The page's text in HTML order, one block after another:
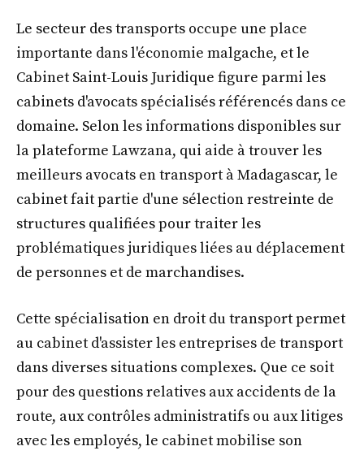
Le secteur des transports occupe une place
importante dans l'économie malgache, et le
Cabinet Saint-Louis Juridique figure parmi les
cabinets d'avocats spécialisés référencés dans ce
domaine. Selon les informations disponibles sur
la plateforme Lawzana, qui aide à trouver les
meilleurs avocats en transport à Madagascar, le
cabinet fait partie d'une sélection restreinte de
structures qualifiées pour traiter les
problématiques juridiques liées au déplacement
de personnes et de marchandises.
Cette spécialisation en droit du transport permet
au cabinet d'assister les entreprises de transport
dans diverses situations complexes. Que ce soit
pour des questions relatives aux accidents de la
route, aux contrôles administratifs ou aux litiges
avec les employés, le cabinet mobilise son